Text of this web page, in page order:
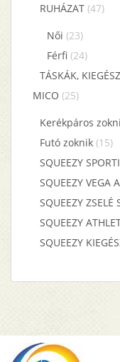
RUHÁZAT (47)
Női (23)
Férfi (24)
TÁSKÁK,
MICO (25)
Kerékpáros
Futó zoknik (15)
SQUEEZY
SQUEEZY VEGA
SQUEEZY ZSELÉ
SQUEEZY
SQUEEZY